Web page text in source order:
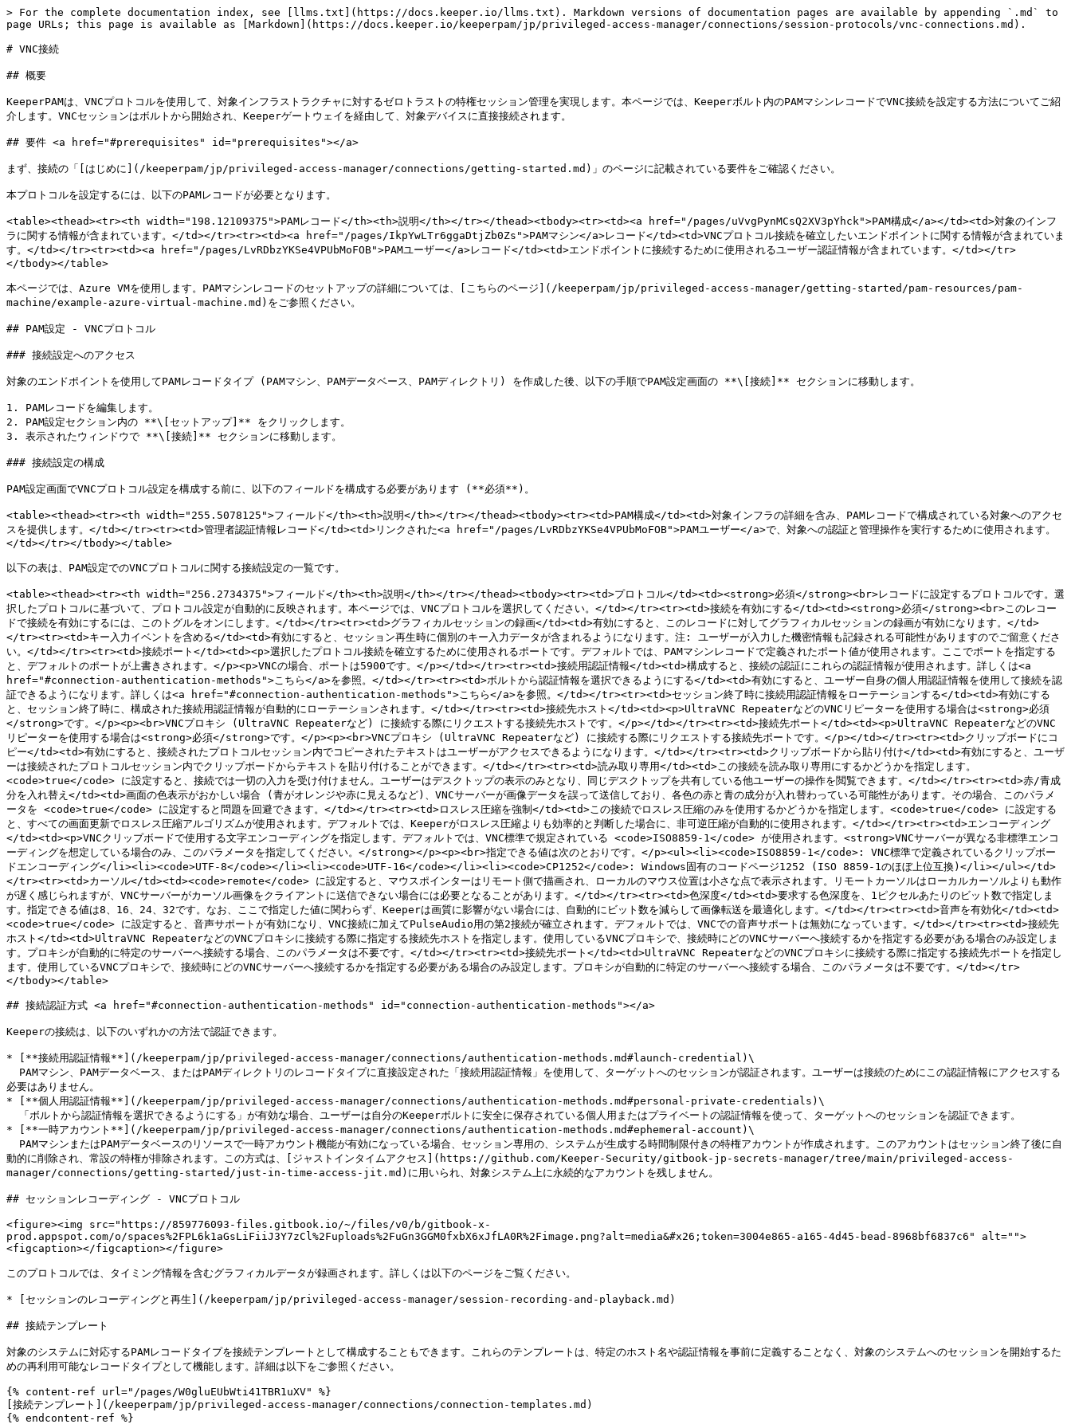
> For the complete documentation index, see [llms.txt](https://docs.keeper.io/llms.txt). Markdown versions of documentation pages are available by appending `.md` to
page URLs; this page is available as [Markdown](https://docs.keeper.io/keeperpam/jp/privileged-access-manager/connections/session-protocols/vnc-connections.md).
# VNC接続
## 概要
KeeperPAMは、VNCプロトコルを使用して、対象インフラストラクチャに対するゼロトラストの特権セッション管理を実現します。本ページでは、Keeperボルト内のPAMマシンレコードでVNC接続を設定する方法についてご紹
介します。VNCセッションはボルトから開始され、Keeperゲートウェイを経由して、対象デバイスに直接接続されます。
## 要件 <a href="#prerequisites" id="prerequisites"></a>
まず、接続の「[はじめに](/keeperpam/jp/privileged-access-manager/connections/getting-started.md)」のページに記載されている要件をご確認ください。
本プロトコルを設定するには、以下のPAMレコードが必要となります。
<table><thead><tr><th width="198.12109375">PAMレコード</th><th>説明</th></tr></thead><tbody><tr><td><a href="/pages/uVvgPynMCsQ2XV3pYhck">PAM構成</a></td><td>対象のインフ
ラに関する情報が含まれています。</td></tr><tr><td><a href="/pages/IkpYwLTr6ggaDtjZb0Zs">PAMマシン</a>レコード</td><td>VNCプロトコル接続を確立したいエンドポイントに関する情報が含まれていま
す。</td></tr><tr><td><a href="/pages/LvRDbzYKSe4VPUbMoFOB">PAMユーザー</a>レコード</td><td>エンドポイントに接続するために使用されるユーザー認証情報が含まれています。</td></tr>
</tbody></table>
本ページでは、Azure VMを使用します。PAMマシンレコードのセットアップの詳細については、[こちらのページ](/keeperpam/jp/privileged-access-manager/getting-started/pam-resources/pam-
machine/example-azure-virtual-machine.md)をご参照ください。
## PAM設定 - VNCプロトコル
### 接続設定へのアクセス
対象のエンドポイントを使用してPAMレコードタイプ (PAMマシン、PAMデータベース、PAMディレクトリ) を作成した後、以下の手順でPAM設定画面の **\[接続]** セクションに移動します。
1. PAMレコードを編集します。
2. PAM設定セクション内の **\[セットアップ]** をクリックします。
3. 表示されたウィンドウで **\[接続]** セクションに移動します。
### 接続設定の構成
PAM設定画面でVNCプロトコル設定を構成する前に、以下のフィールドを構成する必要があります (**必須**)。
<table><thead><tr><th width="255.5078125">フィールド</th><th>説明</th></tr></thead><tbody><tr><td>PAM構成</td><td>対象インフラの詳細を含み、PAMレコードで構成されている対象へのアクセ
スを提供します。</td></tr><tr><td>管理者認証情報レコード</td><td>リンクされた<a href="/pages/LvRDbzYKSe4VPUbMoFOB">PAMユーザー</a>で、対象への認証と管理操作を実行するために使用されます。
</td></tr></tbody></table>
以下の表は、PAM設定でのVNCプロトコルに関する接続設定の一覧です。
<table><thead><tr><th width="256.2734375">フィールド</th><th>説明</th></tr></thead><tbody><tr><td>プロトコル</td><td><strong>必須</strong><br>レコードに設定するプロトコルです。選
択したプロトコルに基づいて、プロトコル設定が自動的に反映されます。本ページでは、VNCプロトコルを選択してください。</td></tr><tr><td>接続を有効にする</td><td><strong>必須</strong><br>このレコー
ドで接続を有効にするには、このトグルをオンにします。</td></tr><tr><td>グラフィカルセッションの録画</td><td>有効にすると、このレコードに対してグラフィカルセッションの録画が有効になります。</td>
</tr><tr><td>キー入力イベントを含める</td><td>有効にすると、セッション再生時に個別のキー入力データが含まれるようになります。注: ユーザーが入力した機密情報も記録される可能性がありますのでご留意くださ
い。</td></tr><tr><td>接続ポート</td><td><p>選択したプロトコル接続を確立するために使用されるポートです。デフォルトでは、PAMマシンレコードで定義されたポート値が使用されます。ここでポートを指定する
と、デフォルトのポートが上書きされます。</p><p>VNCの場合、ポートは5900です。</p></td></tr><tr><td>接続用認証情報</td><td>構成すると、接続の認証にこれらの認証情報が使用されます。詳しくは<a
href="#connection-authentication-methods">こちら</a>を参照。</td></tr><tr><td>ボルトから認証情報を選択できるようにする</td><td>有効にすると、ユーザー自身の個人用認証情報を使用して接続を認
証できるようになります。詳しくは<a href="#connection-authentication-methods">こちら</a>を参照。</td></tr><tr><td>セッション終了時に接続用認証情報をローテーションする</td><td>有効にする
と、セッション終了時に、構成された接続用認証情報が自動的にローテーションされます。</td></tr><tr><td>接続先ホスト</td><td><p>UltraVNC RepeaterなどのVNCリピーターを使用する場合は<strong>必須
</strong>です。</p><p><br>VNCプロキシ (UltraVNC Repeaterなど) に接続する際にリクエストする接続先ホストです。</p></td></tr><tr><td>接続先ポート</td><td><p>UltraVNC RepeaterなどのVNC
リピーターを使用する場合は<strong>必須</strong>です。</p><p><br>VNCプロキシ (UltraVNC Repeaterなど) に接続する際にリクエストする接続先ポートです。</p></td></tr><tr><td>クリップボードにコ
ピー</td><td>有効にすると、接続されたプロトコルセッション内でコピーされたテキストはユーザーがアクセスできるようになります。</td></tr><tr><td>クリップボードから貼り付け</td><td>有効にすると、ユーザ
ーは接続されたプロトコルセッション内でクリップボードからテキストを貼り付けることができます。</td></tr><tr><td>読み取り専用</td><td>この接続を読み取り専用にするかどうかを指定します。
<code>true</code> に設定すると、接続では一切の入力を受け付けません。ユーザーはデスクトップの表示のみとなり、同じデスクトップを共有している他ユーザーの操作を閲覧できます。</td></tr><tr><td>赤/青成
分を入れ替え</td><td>画面の色表示がおかしい場合 (青がオレンジや赤に見えるなど)、VNCサーバーが画像データを誤って送信しており、各色の赤と青の成分が入れ替わっている可能性があります。その場合、このパラメ
ータを <code>true</code> に設定すると問題を回避できます。</td></tr><tr><td>ロスレス圧縮を強制</td><td>この接続でロスレス圧縮のみを使用するかどうかを指定します。<code>true</code> に設定する
と、すべての画面更新でロスレス圧縮アルゴリズムが使用されます。デフォルトでは、Keeperがロスレス圧縮よりも効率的と判断した場合に、非可逆圧縮が自動的に使用されます。</td></tr><tr><td>エンコーディング
</td><td><p>VNCクリップボードで使用する文字エンコーディングを指定します。デフォルトでは、VNC標準で規定されている <code>ISO8859-1</code> が使用されます。<strong>VNCサーバーが異なる非標準エンコ
ーディングを想定している場合のみ、このパラメータを指定してください。</strong></p><p><br>指定できる値は次のとおりです。</p><ul><li><code>ISO8859-1</code>: VNC標準で定義されているクリップボー
ドエンコーディング</li><li><code>UTF-8</code></li><li><code>UTF-16</code></li><li><code>CP1252</code>: Windows固有のコードページ1252 (ISO 8859-1のほぼ上位互換)</li></ul></td>
</tr><tr><td>カーソル</td><td><code>remote</code> に設定すると、マウスポインターはリモート側で描画され、ローカルのマウス位置は小さな点で表示されます。リモートカーソルはローカルカーソルよりも動作
が遅く感じられますが、VNCサーバーがカーソル画像をクライアントに送信できない場合には必要となることがあります。</td></tr><tr><td>色深度</td><td>要求する色深度を、1ピクセルあたりのビット数で指定しま
す。指定できる値は8、16、24、32です。なお、ここで指定した値に関わらず、Keeperは画質に影響がない場合には、自動的にビット数を減らして画像転送を最適化します。</td></tr><tr><td>音声を有効化</td><td>
<code>true</code> に設定すると、音声サポートが有効になり、VNC接続に加えてPulseAudio用の第2接続が確立されます。デフォルトでは、VNCでの音声サポートは無効になっています。</td></tr><tr><td>接続先
ホスト</td><td>UltraVNC RepeaterなどのVNCプロキシに接続する際に指定する接続先ホストを指定します。使用しているVNCプロキシで、接続時にどのVNCサーバーへ接続するかを指定する必要がある場合のみ設定しま
す。プロキシが自動的に特定のサーバーへ接続する場合、このパラメータは不要です。</td></tr><tr><td>接続先ポート</td><td>UltraVNC RepeaterなどのVNCプロキシに接続する際に指定する接続先ポートを指定し
ます。使用しているVNCプロキシで、接続時にどのVNCサーバーへ接続するかを指定する必要がある場合のみ設定します。プロキシが自動的に特定のサーバーへ接続する場合、このパラメータは不要です。</td></tr>
</tbody></table>
## 接続認証方式 <a href="#connection-authentication-methods" id="connection-authentication-methods"></a>
Keeperの接続は、以下のいずれかの方法で認証できます。
* [**接続用認証情報**](/keeperpam/jp/privileged-access-manager/connections/authentication-methods.md#launch-credential)\
必要はありません。
* [**個人用認証情報**](/keeperpam/jp/privileged-access-manager/connections/authentication-methods.md#personal-private-credentials)\
* [**一時アカウント**](/keeperpam/jp/privileged-access-manager/connections/authentication-methods.md#ephemeral-account)\
動的に削除され、常設の特権が排除されます。この方式は、[ジャストインタイムアクセス](https://github.com/Keeper-Security/gitbook-jp-secrets-manager/tree/main/privileged-access-
manager/connections/getting-started/just-in-time-access-jit.md)に用いられ、対象システム上に永続的なアカウントを残しません。
## セッションレコーディング - VNCプロトコル
<figure><img src="https://859776093-files.gitbook.io/~/files/v0/b/gitbook-x-
prod.appspot.com/o/spaces%2FPL6k1aGsLiFiiJ3Y7zCl%2Fuploads%2FuGn3GGM0fxbX6xJfLA0R%2Fimage.png?alt=media&#x26;token=3004e865-a165-4d45-bead-8968bf6837c6" alt="">
<figcaption></figcaption></figure>
このプロトコルでは、タイミング情報を含むグラフィカルデータが録画されます。詳しくは以下のページをご覧ください。
* [セッションのレコーディングと再生](/keeperpam/jp/privileged-access-manager/session-recording-and-playback.md)
## 接続テンプレート
対象のシステムに対応するPAMレコードタイプを接続テンプレートとして構成することもできます。これらのテンプレートは、特定のホスト名や認証情報を事前に定義することなく、対象のシステムへのセッションを開始するた
めの再利用可能なレコードタイプとして機能します。詳細は以下をご参照ください。
{% content-ref url="/pages/W0gluEUbWti41TBR1uXV" %}
[接続テンプレート](/keeperpam/jp/privileged-access-manager/connections/connection-templates.md)
{% endcontent-ref %}